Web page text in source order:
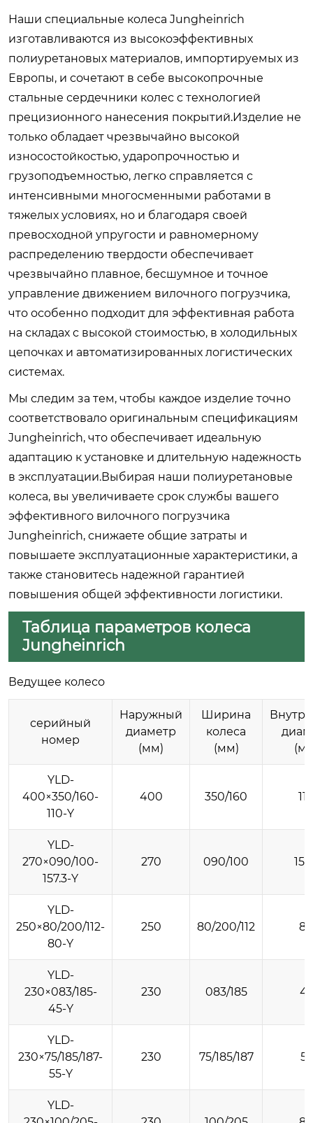
Наши специальные колеса Jungheinrich
изготавливаются из высокоэффективных
полиуретановых материалов, импортируемых из
Европы, и сочетают в себе высокопрочные
стальные сердечники колес с технологией
прецизионного нанесения покрытий.Изделие не
только обладает чрезвычайно высокой
износостойкостью, ударопрочностью и
грузоподъемностью, легко справляется с
интенсивными многосменными работами в
тяжелых условиях, но и благодаря своей
превосходной упругости и равномерному
распределению твердости обеспечивает
чрезвычайно плавное, бесшумное и точное
управление движением вилочного погрузчика,
что особенно подходит для эффективная работа
на складах с высокой стоимостью, в холодильных
цепочках и автоматизированных логистических
системах.
Мы следим за тем, чтобы каждое изделие точно
соответствовало оригинальным спецификациям
Jungheinrich, что обеспечивает идеальную
адаптацию к установке и длительную надежность
в эксплуатации.Выбирая наши полиуретановые
колеса, вы увеличиваете срок службы вашего
эффективного вилочного погрузчика
Jungheinrich, снижаете общие затраты и
повышаете эксплуатационные характеристики, а
также становитесь надежной гарантией
повышения общей эффективности логистики.
Таблица параметров колеса
Jungheinrich
Ведущее колесо
серийный
номер
Наружный
диаметр
(мм)
Ширина
колеса
(мм)
YLD-
400×350/160-
110-Y
400 350/160
YLD-
270×090/100-
157.3-Y
270 090/100
YLD-
250×80/200/112-
80-Y
250 80/200/112 80
YLD-
230×083/185-
45-Y
230 083/185 45
YLD-
230×75/185/187-
55-Y
230 75/185/187 55
YLD-